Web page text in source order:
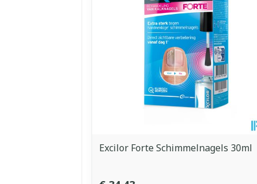
Excilor Forte Schimmelnagels 30ml